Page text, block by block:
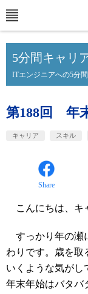
5分間キャリ
ITエンジニアへの5分
第188回 年
キャリア スキル
Share
こんにちは、キ
すっかり年の瀬
わりです。歳を取
いくような気がし
年末年始はバタバ